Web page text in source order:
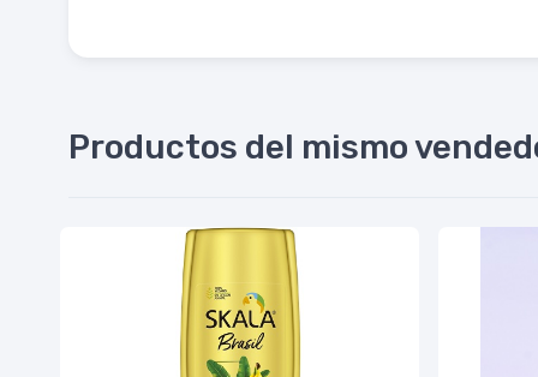
Productos del mismo